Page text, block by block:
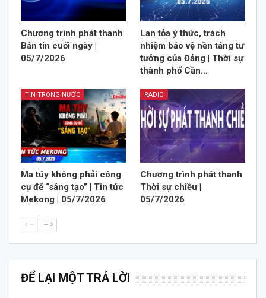
Chương trình phát thanh
Bản tin cuối ngày |
05/7/2026
Lan tỏa ý thức, trách
nhiệm bảo vệ nền tảng tư
tưởng của Đảng | Thời sự
thành phố Cần…
TIN TRONG NƯỚC
Ma túy không phải công
cụ để “sáng tạo” | Tin tức
Mekong | 05/7/2026
RADIO
Chương trình phát thanh
Thời sự chiều |
05/7/2026
-- --
ĐỂ LẠI MỘT TRẢ LỜI